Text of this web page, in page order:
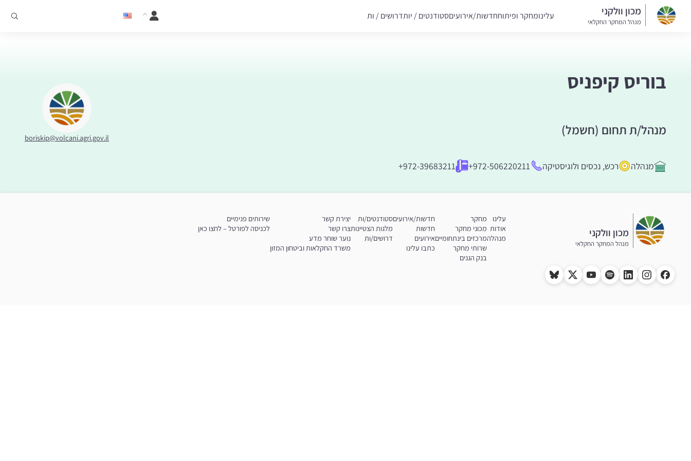
מכון וולקני
מנהל המחקר החקלאי
עלינומחקר ופיתוחחדשות/אירועיםסטודנטים / יותדרושים / ות
בוריס קיפניס
מנהל/ת תחום (חשמל)
מנהלה רכש, נכסים ולוגיסטיקה +972-506220211
+972-39683211
boriskip@volcani.agri.gov.il
מכון וולקני
מנהל המחקר החקלאי
עלינו
אודות
מנהלה
מחקר
מכוני מחקר
מרכזים בינתחומיים
שרותי מחקר
בנק הגנים
חדשות/אירועים
חדשות
אירועים
כתבו עלינו
סטודנטים/ות
מלגות הצטיינות
דרושים/ות
יצירת קשר
צרו קשר
נוער שוחר מדע
משרד החקלאות וביטחון המזון
שירותים פנימיים
לכניסה לפורטל – לחצו כאן